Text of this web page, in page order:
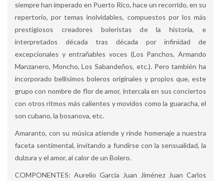
siempre han imperado en Puerto Rico, hace un recorrido, en su
repertorio, por temas inolvidables, compuestos por los más
prestigiosos creadores boleristas de la historia, e
interpretados década tras década por infinidad de
excepcionales y entrañables voces (Los Panchos, Armando
Manzanero, Moncho, Los Sabandeños, etc.). Pero también ha
incorporado bellísimos boleros originales y propios que, este
grupo con nombre de flor de amor, intercala en sus conciertos
con otros ritmos más calientes y movidos como la guaracha, el
son cubano, la bosanova, etc.
Amaranto, con su música atiende y rinde homenaje a nuestra
faceta sentimental, invitando a fundirse con la sensualidad, la
dulzura y el amor, al calor de un Bolero.
COMPONENTES: Aurelio García Juan Jiménez Juan Carlos